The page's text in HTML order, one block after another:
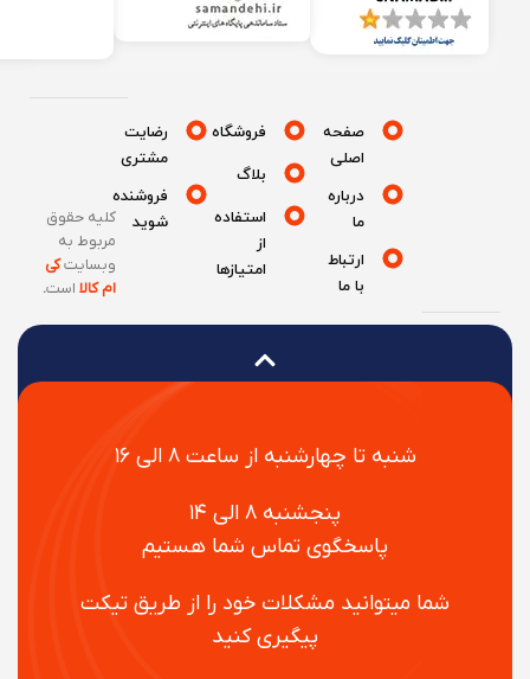
شنبه تا چهارشنبه از ساعت ۸ الی ۱۶
پنجشنبه ۸ الی ۱۴
پاسخگوی تماس شما هستیم
شما میتوانید مشکلات خود را از طریق تیکت
پیگیری کنید
صفحه
درباره
ارتباط
فروشگاه
بلاگ
استفاده
امتیازها
رضایت
مشتری
فروشنده
شوید
کلیه حقوق
مربوط به
وبسایتکی
ام کالااست.